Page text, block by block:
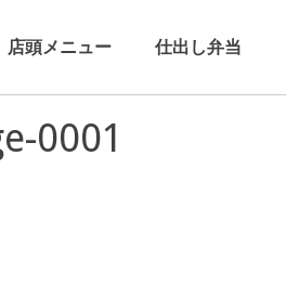
店頭メニュー 仕出し弁当
0001